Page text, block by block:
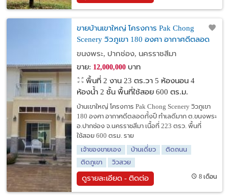
ขายบ้านเขาใหญ่ โครงการ Pak Chong
Scenery วิวภูเขา 180 องศา อากาศดีตลอด
ทั้งปี ทำเลดีมาก
ขนงพระ, ปากช่อง, นครราชสีมา
ขาย: 12,000,000บาท
พื้นที่ 2 งาน 23 ตร.วา 5 ห้องนอน 4
ห้องน้ำ 2 ชั้น พื้นที่ใช้สอย 600 ตร.ม.
บ้านเขาใหญ่ โครงการ Pak Chong Scenery วิวภูเขา
180 องศา อากาศดีตลอดทั้งปี ทำเลดีมาก ต.ขนงพระ
อ.ปากช่อง จ.นครราชสีมา เนื้อที่ 223 ตรว. พื้นที่
ใช้สอย 600 ตรม. ราย
เจ้าของขายเอง
บ้านเดี่ยว
ติดถนน
ติดภูเขา
วิวสวย
ดูรายละเอียด - ติดต่อ 8 เดือน